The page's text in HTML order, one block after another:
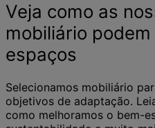
Veja como as
mobiliário
espaços
Selecionamos mobiliário
objetivos de adaptação.
como melhoramos o bem-